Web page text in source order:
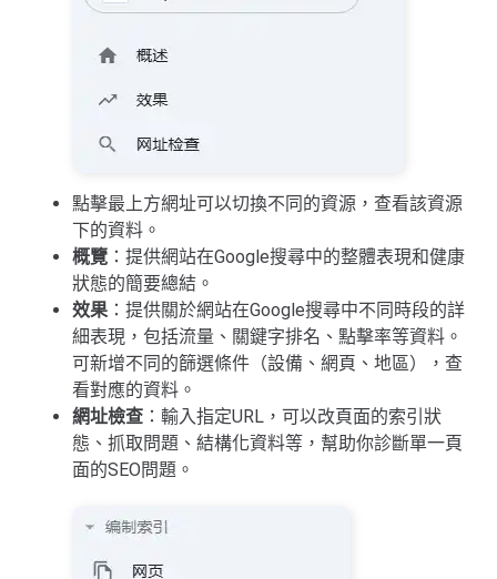
點擊最上方網址可以切換不同的資源，查看該資源
下的資料。
概覽 ：提供網站在Google搜尋中的整體表現和健康
狀態的簡要總結。
效果 ：提供關於網站在Google搜尋中不同時段的詳
細表現，包括流量、關鍵字排名、點擊率等資料。
可新增不同的篩選條件（設備、網頁、地區），查
看對應的資料。
網址檢查 ：輸入指定URL，可以改頁面的索引狀
態、抓取問題、結構化資料等，幫助你診斷單一頁
面的SEO問題。